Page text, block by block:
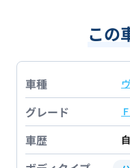
この
車種
グレード
車歴